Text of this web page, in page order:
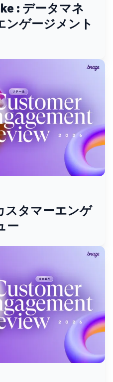
: データマネ
ンゲージメント
スタマーエンゲ
ー